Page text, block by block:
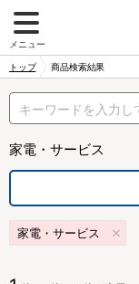
メニュー
トップ 商品検索結果
家電・サービス
家電・サービス